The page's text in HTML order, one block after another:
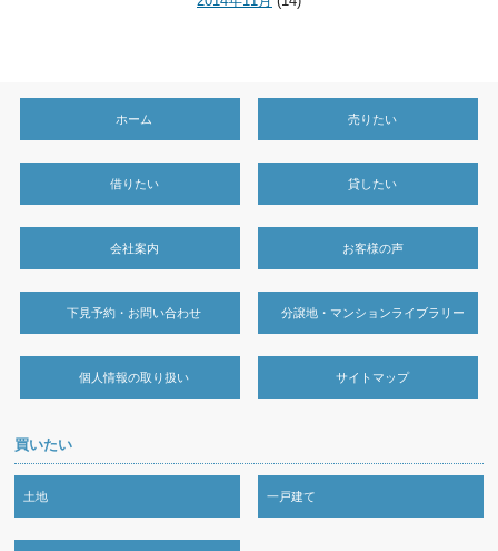
ホーム 売りたい
借りたい 貸したい
会社案内 お客様の声
下見予約・お問い合わせ 分譲地・マンションライブラリー
個人情報の取り扱い サイトマップ
買いたい
土地 一戸建て